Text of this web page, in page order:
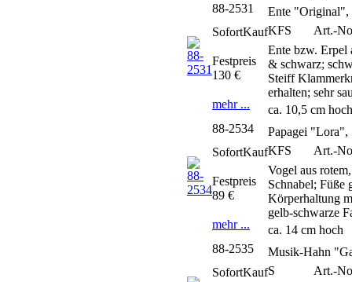
88-2531
Ente "Original",
KFS
Art.-
Ente bzw. Erpel
& schwarz;
Steiff
erhalten; sehr
ca. 10,5 cm hoch
SofortKauf
Festpreis
130 €
mehr ...
88-2534
Papagei "Lora",
KFS
Art.-
Vogel aus
Schnabel; Füße
Körperhaltung
gelb-schwarze
ca. 14 cm hoch
SofortKauf
Festpreis
89 €
mehr ...
88-2535
Musik-Hahn
S
Art.-
SofortKauf